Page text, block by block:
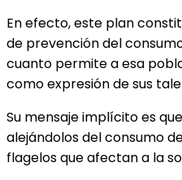
En efecto, este plan
de prevención del
cuanto permite a esa
como expresión de sus
Su mensaje implícito es
alejándolos del consumo
flagelos que afectan a la